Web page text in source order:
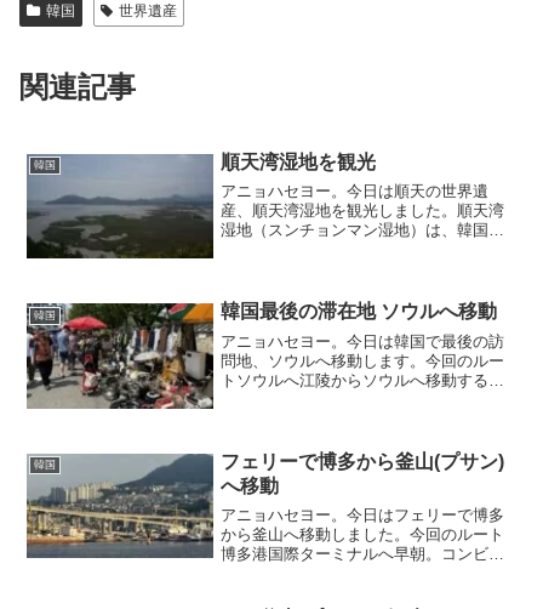
韓国 世界遺産
関連記事
韓国 順天湾湿地を観光
アニョハセヨー。今日は順天の世界遺
産、順天湾湿地を観光しました。順天湾
湿地（スンチョンマン湿地）は、韓国全
28平方キロメートルに...
韓国 韓国最後の滞在地 ソウルへ移動
アニョハセヨー。今日は韓国で最後の訪
問地、ソウルへ移動します。今回のルー
トソウルへ江陵からソウルへ移動する方
り、後者の方が便が多...
韓国
フェリーで博多から釜山(プサン)
へ移動
アニョハセヨー。今日はフェリーで博多
から釜山へ移動しました。今回のルート
博多港国際ターミナルへ早朝。コンビニ